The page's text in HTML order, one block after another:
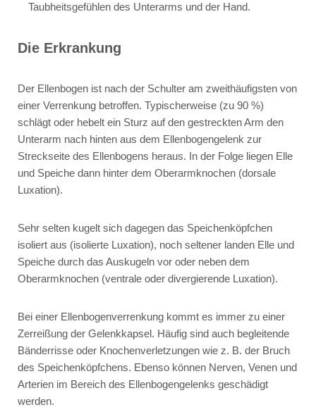
Taubheitsgefühlen des Unterarms und der Hand.
Die Erkrankung
Der Ellenbogen ist nach der Schulter am zweithäufigsten von
einer Verrenkung betroffen. Typischerweise (zu 90 %)
schlägt oder hebelt ein Sturz auf den gestreckten Arm den
Unterarm nach hinten aus dem Ellenbogengelenk zur
Streckseite des Ellenbogens heraus. In der Folge liegen Elle
und Speiche dann hinter dem Oberarmknochen (dorsale
Luxation).
Sehr selten kugelt sich dagegen das Speichenköpfchen
isoliert aus (isolierte Luxation), noch seltener landen Elle und
Speiche durch das Auskugeln vor oder neben dem
Oberarmknochen (ventrale oder divergierende Luxation).
Bei einer Ellenbogenverrenkung kommt es immer zu einer
Zerreißung der Gelenkkapsel. Häufig sind auch begleitende
Bänderrisse oder Knochenverletzungen wie z. B. der Bruch
des Speichenköpfchens. Ebenso können Nerven, Venen und
Arterien im Bereich des Ellenbogengelenks geschädigt
werden.